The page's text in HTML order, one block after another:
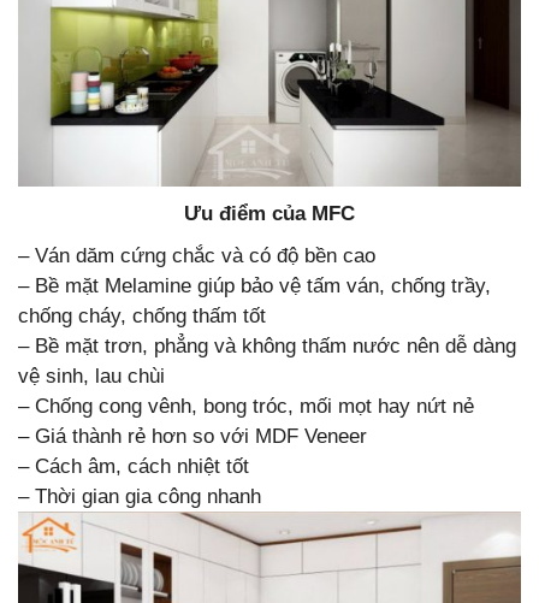
Ưu điểm của MFC
– Ván dăm cứng chắc và có độ bền cao
– Bề mặt Melamine giúp bảo vệ tấm ván, chống trầy,
chống cháy, chống thấm tốt
– Bề mặt trơn, phẳng và không thấm nước nên dễ dàng
vệ sinh, lau chùi
– Chống cong vênh, bong tróc, mối mọt hay nứt nẻ
– Giá thành rẻ hơn so với MDF Veneer
– Cách âm, cách nhiệt tốt
– Thời gian gia công nhanh